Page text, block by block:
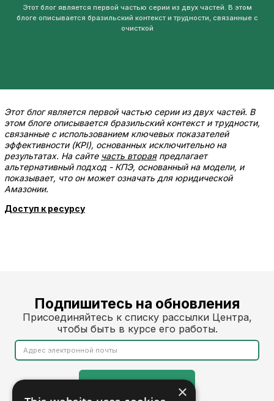
Этот блог является первой частью серии из двух частей. В этом
блоге описывается бразильский контекст и трудности, связанные с
очисткой
Этот блог является первой частью серии из двух частей. В
этом блоге описывается бразильский контекст и трудности,
связанные с использованием ключевых показателей
эффективности (KPI), основанных исключительно на
результатах. На сайте часть втораяпредлагает
альтернативный подход - КПЭ, основанный на модели, и
показывает, что он может означать для юридической
Амазонии.
Доступ к ресурсу
Подпишитесь на обновления
Присоединяйтесь к списку рассылки Центра,
чтобы быть в курсе его работы.
×